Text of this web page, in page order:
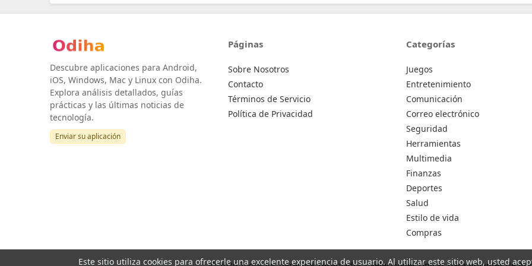
Descubre aplicaciones para Android,
iOS, Windows, Mac y Linux con Odiha.
Explora análisis detallados, guías
prácticas y las últimas noticias de
tecnología.
Enviar su aplicación
Páginas
Sobre Nosotros
Contacto
Términos de Servicio
Política de Privacidad
Categorías
Juegos
Entretenimiento
Comunicación
Correo electrónico
Seguridad
Herramientas
Multimedia
Finanzas
Deportes
Salud
Estilo de vida
Compras
Este sitio utiliza cookies para ofrecerle una excelente experiencia de usuario. Al utilizar este sitio web, usted